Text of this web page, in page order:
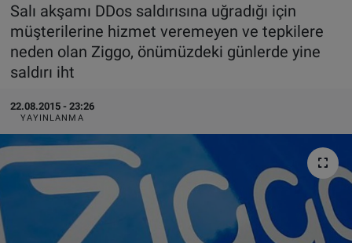
Salı akşamı DDos saldırısına uğradığı için
müşterilerine hizmet veremeyen ve tepkilere
neden olan Ziggo, önümüzdeki günlerde yine
saldırı iht
22.08.2015 - 23:26
YAYINLANMA
FRANSA
AVUSTURYA
SAĞLIK - YAŞAM
BİLİM-TEKNOLOJİ
TÜRKİYE
DÜNYA
BİLİM-TEKNOLOJİ
SAĞLIK
FOTO GALERİ
VIDEO GALERİ
Süper Lig Puan Durumu ve Fikstür
Tüm Manşetler
Son Dakika Haberleri
Haber Arşivi